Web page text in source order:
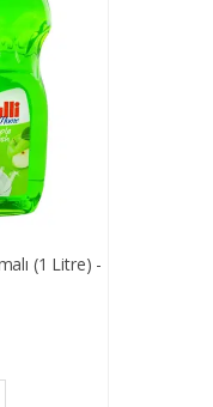
(1 Litre) -